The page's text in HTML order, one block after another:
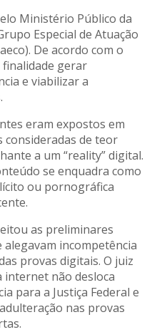
Ministério Público da
Especial de Atuação
De acordo com o
gerar
e viabilizar a
eram expostos em
consideradas de teor
a um “reality” digital.
se enquadra como
ou pornográfica
as preliminares
incompetência
provas digitais. O juiz
internet não desloca
para a Justiça Federal e
nas provas